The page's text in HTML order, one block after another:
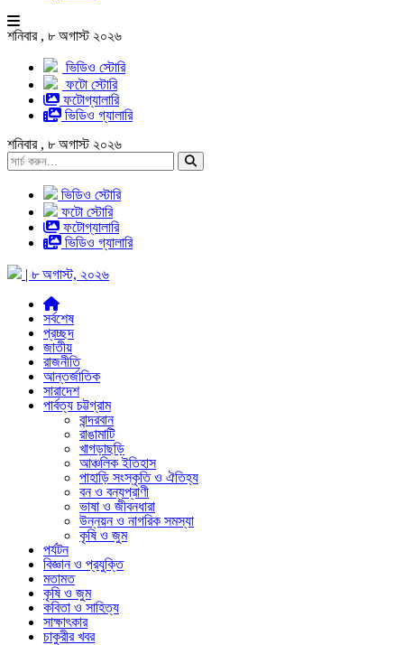
শনিবার , ৮ অগাস্ট ২০২৬
ভিডিও স্টোরি
ফটো স্টোরি
ফটোগ্যালারি
ভিডিও গ্যালারি
শনিবার , ৮ অগাস্ট ২০২৬
ভিডিও স্টোরি
ফটো স্টোরি
ফটোগ্যালারি
ভিডিও গ্যালারি
| ৮ অগাস্ট, ২০২৬
সর্বশেষ
প্রচ্ছদ
জাতীয়
রাজনীতি
আন্তর্জাতিক
সারাদেশ
পার্বত্য চট্টগ্রাম
বান্দরবান
রাঙামাটি
খাগড়াছড়ি
আঞ্চলিক ইতিহাস
পাহাড়ি সংস্কৃতি ও ঐতিহ্য
বন ও বন্যপ্রাণী
ভাষা ও জীবনধারা
উন্নয়ন ও নাগরিক সমস্যা
কৃষি ও জুম
পর্যটন
বিজ্ঞান ও প্রযুক্তি
মতামত
কৃষি ও জুম
কবিতা ও সাহিত্য
সাক্ষাৎকার
চাকুরীর খবর